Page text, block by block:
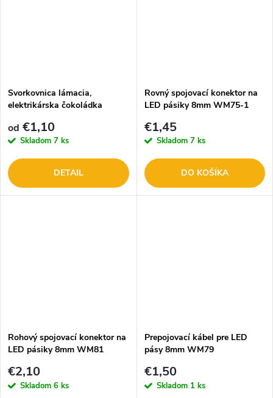
Svorkovnica lámacia,
elektrikárska čokoládka
od €1,10
Skladom 7 ks
DETAIL
Rovný spojovací konektor na
LED pásiky 8mm WM75-1
€1,45
Skladom 7 ks
DO KOŠÍKA
Rohový spojovací konektor na
LED pásiky 8mm WM81
€2,10
Skladom 6 ks
Prepojovací kábel pre LED
pásy 8mm WM79
€1,50
Skladom 1 ks